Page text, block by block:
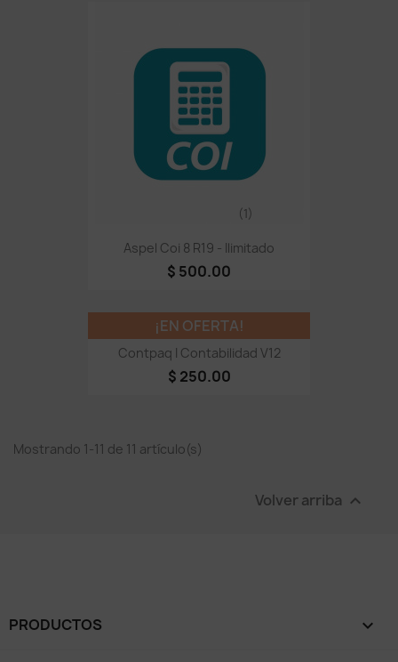
Aspel Coi 8 R19 - Ilimitado
$ 500.00
(1)
Contpaq I Contabilidad V12
$ 250.00
¡EN OFERTA!
Mostrando 1-11 de 11 artículo(s)
Volver arriba 
PRODUCTOS 